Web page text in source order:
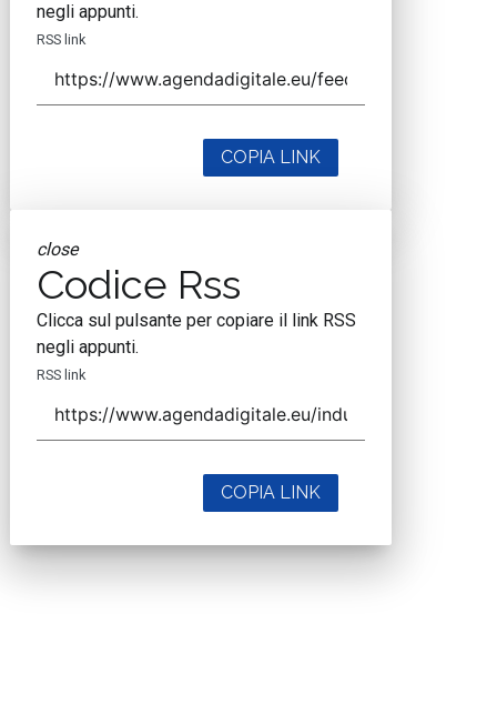
negli appunti.
RSS link
COPIA LINK
close
Codice Rss
Clicca sul pulsante per copiare il link RSS
negli appunti.
RSS link
COPIA LINK